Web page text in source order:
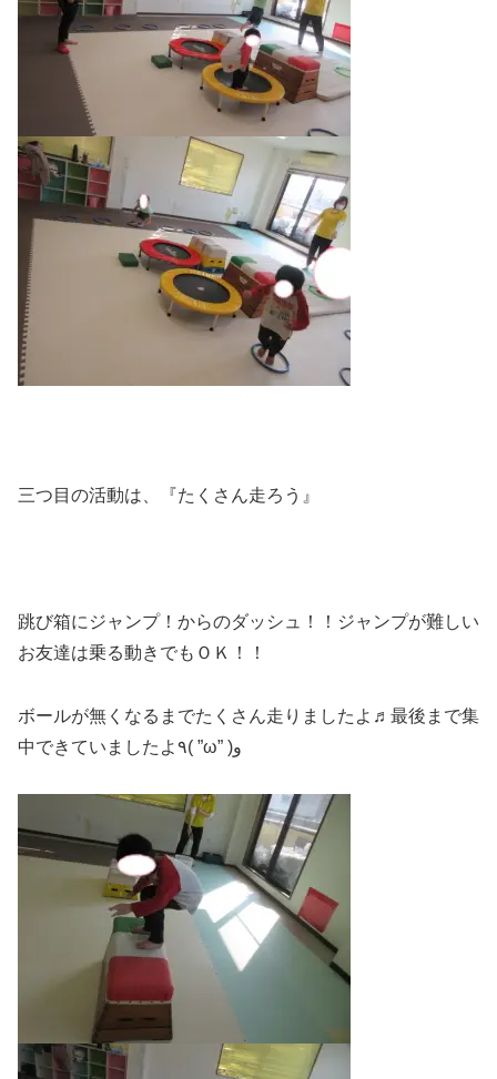
三つ目の活動は、『たくさん走ろう』
跳び箱にジャンプ！からのダッシュ！！ジャンプが難しい
お友達は乗る動きでもＯＫ！！
ボールが無くなるまでたくさん走りましたよ♬最後まで集
中できていましたよ٩( ”ω” )و